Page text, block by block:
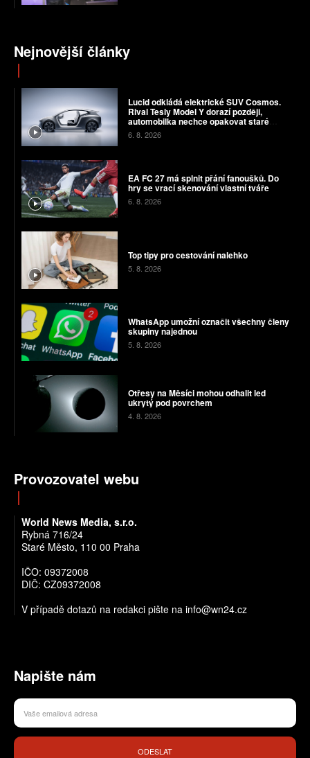
Nejnovější články
Lucid odkládá elektrické SUV Cosmos.
Rival Tesly Model Y dorazí později,
automobilka nechce opakovat staré
chyby
6. 8. 2026
EA FC 27 má splnit přání fanoušků. Do
hry se vrací skenování vlastní tváře
6. 8. 2026
Top tipy pro cestování nalehko
5. 8. 2026
WhatsApp umožní označit všechny členy
skupiny najednou
5. 8. 2026
Otřesy na Měsíci mohou odhalit led
ukrytý pod povrchem
4. 8. 2026
Provozovatel webu
World News Media, s.r.o.
Rybná 716/24
Staré Město, 110 00 Praha
IČO: 09372008
DIČ: CZ09372008
V případě dotazů na redakci pište na info@wn24.cz
Napište nám
ODESLAT